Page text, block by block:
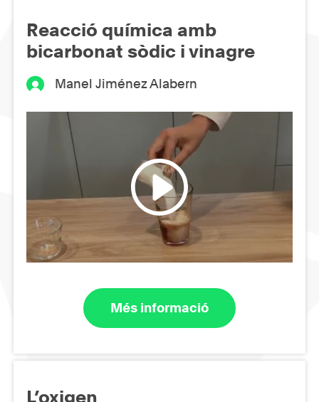
Reacció química amb
bicarbonat sòdic i vinagre
Manel Jiménez Alabern
Més informació
L’oxigen